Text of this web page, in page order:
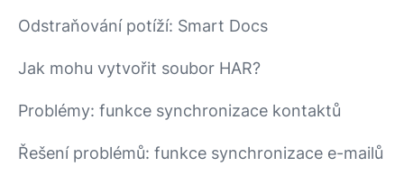
Odstraňování potíží: Smart Docs
Jak mohu vytvořit soubor HAR?
Problémy: funkce synchronizace kontaktů
Řešení problémů: funkce synchronizace e-mailů